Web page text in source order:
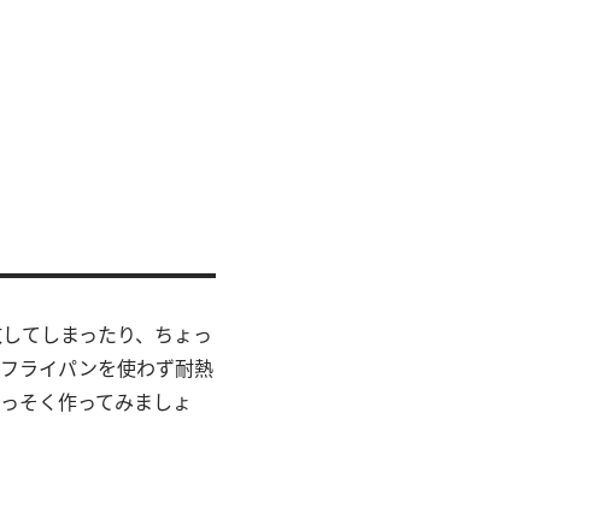
てしまったり、ちょっ
ライパンを使わず耐熱
そく作ってみましょ